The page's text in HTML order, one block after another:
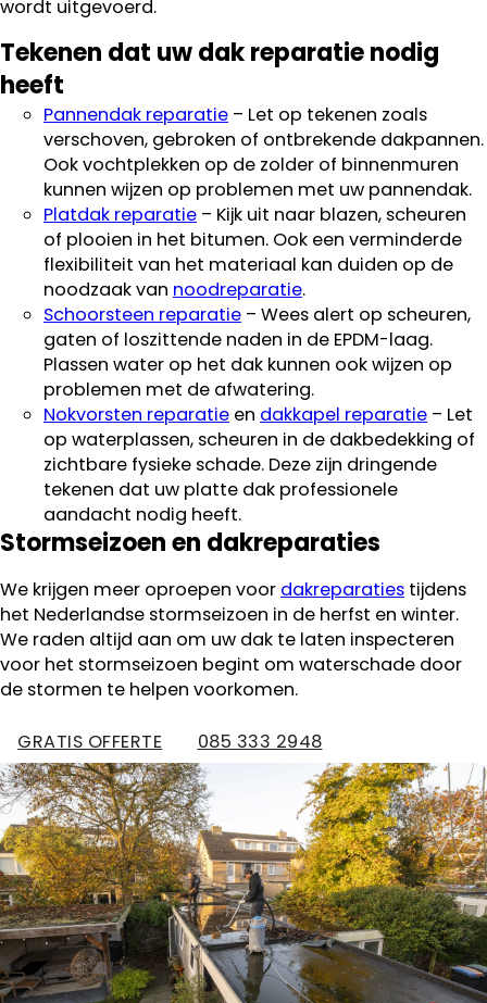
wordt uitgevoerd.
Tekenen dat uw dak reparatie nodig
heeft
Pannendak reparatie – Let op tekenen zoals
verschoven, gebroken of ontbrekende dakpannen.
Ook vochtplekken op de zolder of binnenmuren
kunnen wijzen op problemen met uw pannendak.
Platdak reparatie – Kijk uit naar blazen, scheuren
of plooien in het bitumen. Ook een verminderde
flexibiliteit van het materiaal kan duiden op de
noodzaak van noodreparatie.
Schoorsteen reparatie – Wees alert op scheuren,
gaten of loszittende naden in de EPDM-laag.
Plassen water op het dak kunnen ook wijzen op
problemen met de afwatering.
Nokvorsten reparatie en dakkapel reparatie – Let
op waterplassen, scheuren in de dakbedekking of
zichtbare fysieke schade. Deze zijn dringende
tekenen dat uw platte dak professionele
aandacht nodig heeft.
Stormseizoen en dakreparaties
We krijgen meer oproepen voor dakreparaties tijdens
het Nederlandse stormseizoen in de herfst en winter.
We raden altijd aan om uw dak te laten inspecteren
voor het stormseizoen begint om waterschade door
de stormen te helpen voorkomen.
GRATIS OFFERTE 085 333 2948